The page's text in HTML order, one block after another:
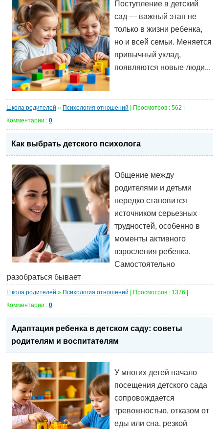
Поступление в детский
сад — важный этап не
только в жизни ребенка,
но и всей семьи. Меняется
привычный уклад,
появляются новые люди...
Школа родителей » Психология отношений | Просмотров : 562 |
Комментарии : 0
Как выбрать детского психолога
Общение между
родителями и детьми
нередко становится
источником серьезных
трудностей, особенно в
моменты активного
взросления ребенка.
Самостоятельно
разобраться бывает
Школа родителей » Психология отношений | Просмотров : 1376 |
Комментарии : 0
Адаптация ребенка в детском саду: советы
родителям и воспитателям
У многих детей начало
посещения детского сада
сопровождается
тревожностью, отказом от
еды или сна, резкой